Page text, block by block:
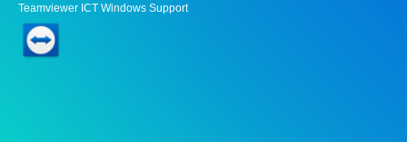
Teamviewer ICT Windows Support